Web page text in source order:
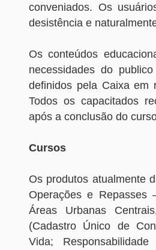
conveniados. Os
desistência e
Os conteúdos
necessidades do
definidos pela Caixa em
Todos os capacitados
após a conclusão do
Cursos
Os produtos atualmente
Operações e Repasses
Áreas Urbanas
(Cadastro Único de
Vida;